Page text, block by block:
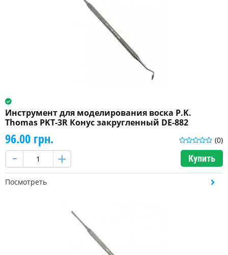
Инструмент для моделирования воска P.K.
Thomas PKT-3R Конус закругленный DE-882
(0)
96.00 грн.
Купить
Посмотреть